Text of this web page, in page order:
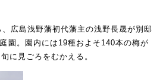
広島浅野藩初代藩主の浅野長晟が別邸
園。園内には19種およそ140本の梅が
に見ごろをむかえる。